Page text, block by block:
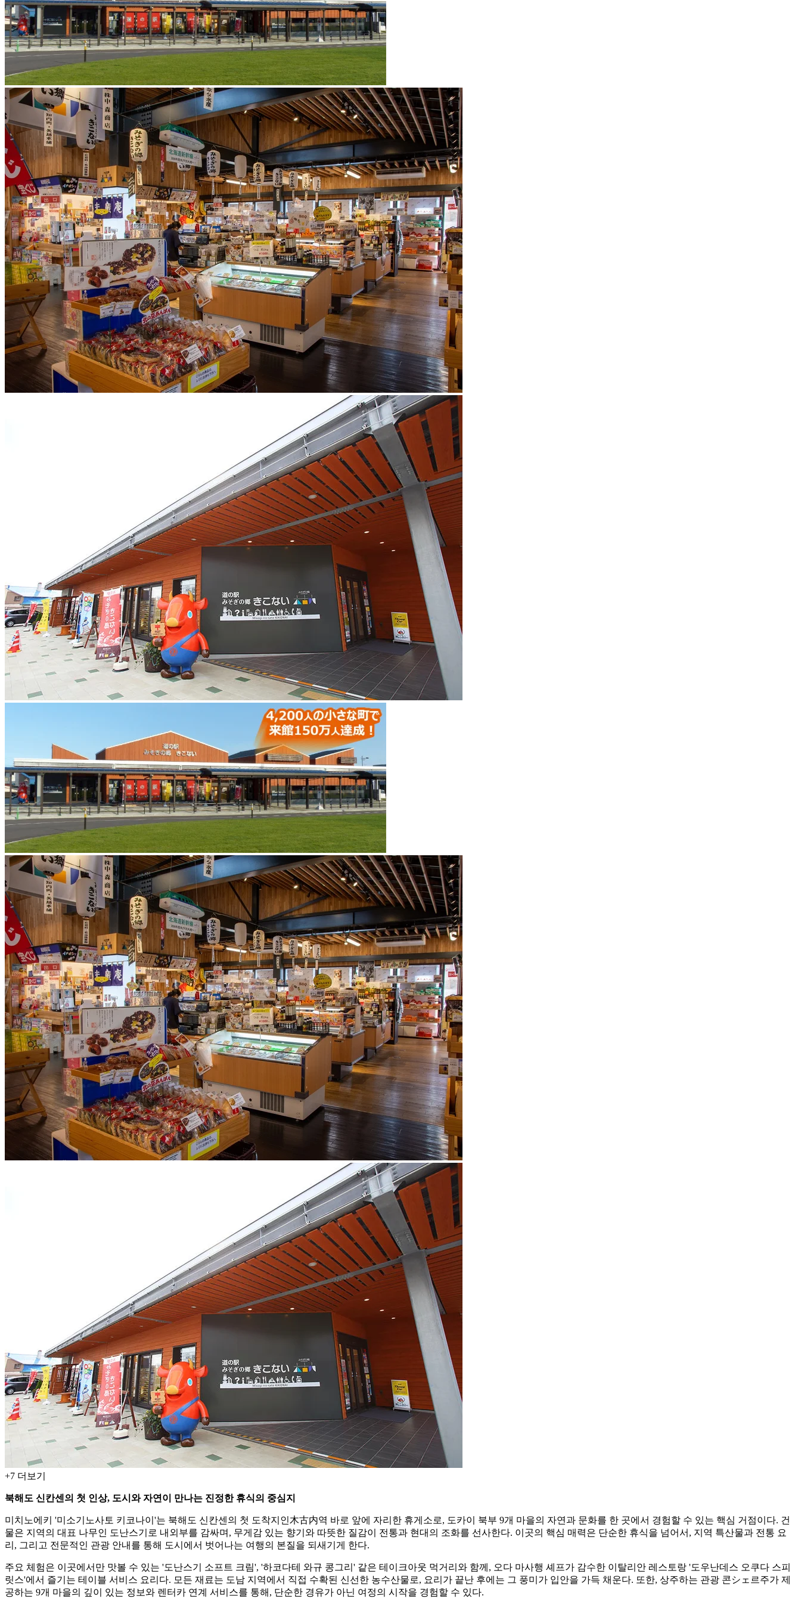
+7 더보기
북해도 신칸센의 첫 인상, 도시와 자연이 만나는 진정한 휴식의 중심지
미치노에키 '미소기노사토 키코나이'는 북해도 신칸센의 첫 도착지인木古内역 바로 앞에 자리한 휴게소로, 도카이 북부 9개 마을의 자연과 문화를 한 곳에서 경험할 수 있는 핵심 거점이다. 건
물은 지역의 대표 나무인 도난스기로 내외부를 감싸며, 무게감 있는 향기와 따뜻한 질감이 전통과 현대의 조화를 선사한다. 이곳의 핵심 매력은 단순한 휴식을 넘어서, 지역 특산물과 전통 요
리, 그리고 전문적인 관광 안내를 통해 도시에서 벗어나는 여행의 본질을 되새기게 한다.
주요 체험은 이곳에서만 맛볼 수 있는 '도난스기 소프트 크림', '하코다테 와규 콩그리' 같은 테이크아웃 먹거리와 함께, 오다 마사행 셰프가 감수한 이탈리안 레스토랑 '도우난데스 오쿠다 스피
릿스'에서 즐기는 테이블 서비스 요리다. 모든 재료는 도남 지역에서 직접 수확된 신선한 농수산물로, 요리가 끝난 후에는 그 풍미가 입안을 가득 채운다. 또한, 상주하는 관광 콘シェ르주가 제
공하는 9개 마을의 깊이 있는 정보와 렌터카 연계 서비스를 통해, 단순한 경유가 아닌 여정의 시작을 경험할 수 있다.